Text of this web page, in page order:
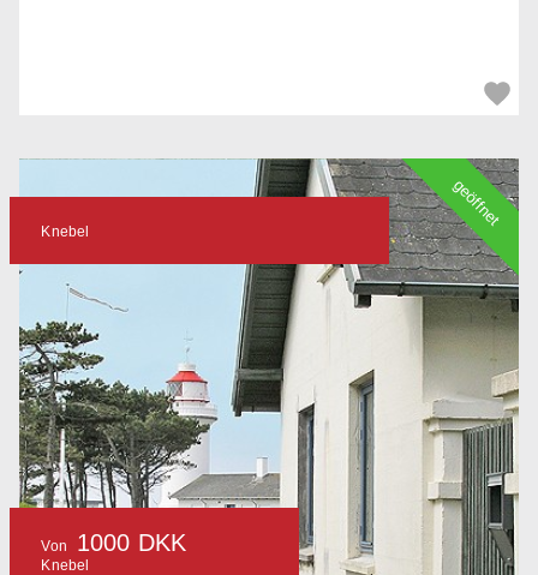
Knebel
Von 1000 DKK
Knebel
geöffnet